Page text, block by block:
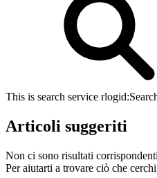
This is search service rlogid:
Articoli suggeriti
Non ci sono risultati
Per aiutarti a trovare ciò che